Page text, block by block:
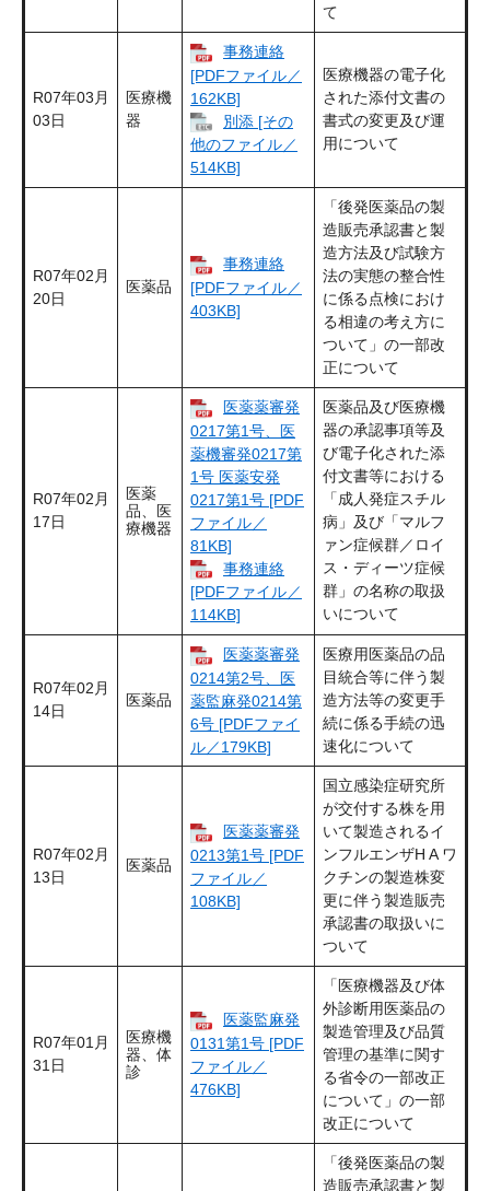
て
R07年03月
03日
医療機
器
事務連絡
[PDFファイル／
162KB]
別添 [その
他のファイル／
514KB]
医療機器の電子化
された添付文書の
書式の変更及び運
用について
R07年02月
20日
医薬品
事務連絡
[PDFファイル／
403KB]
「後発医薬品の製
造販売承認書と製
造方法及び試験方
法の実態の整合性
に係る点検におけ
る相違の考え方に
ついて」の一部改
正について
R07年02月
17日
医薬
品、医
療機器
医薬薬審発
0217第1号、医
薬機審発0217第
1号 医薬安発
0217第1号 [PDF
ファイル／
81KB]
事務連絡
[PDFファイル／
114KB]
医薬品及び医療機
器の承認事項等及
び電子化された添
付文書等における
「成人発症スチル
病」及び「マルフ
ァン症候群／ロイ
ス・ディーツ症候
群」の名称の取扱
いについて
R07年02月
14日
医薬品
医薬薬審発
0214第2号、医
薬監麻発0214第
6号 [PDFファイ
ル／179KB]
医療用医薬品の品
目統合等に伴う製
造方法等の変更手
続に係る手続の迅
速化について
R07年02月
13日
医薬品
医薬薬審発
0213第1号 [PDF
ファイル／
108KB]
国立感染症研究所
が交付する株を用
いて製造されるイ
ンフルエンザH A ワ
クチンの製造株変
更に伴う製造販売
承認書の取扱いに
ついて
R07年01月
31日
医療機
器、体
診
医薬監麻発
0131第1号 [PDF
ファイル／
476KB]
「医療機器及び体
外診断用医薬品の
製造管理及び品質
管理の基準に関す
る省令の一部改正
について」の一部
改正について
「後発医薬品の製
造販売承認書と製